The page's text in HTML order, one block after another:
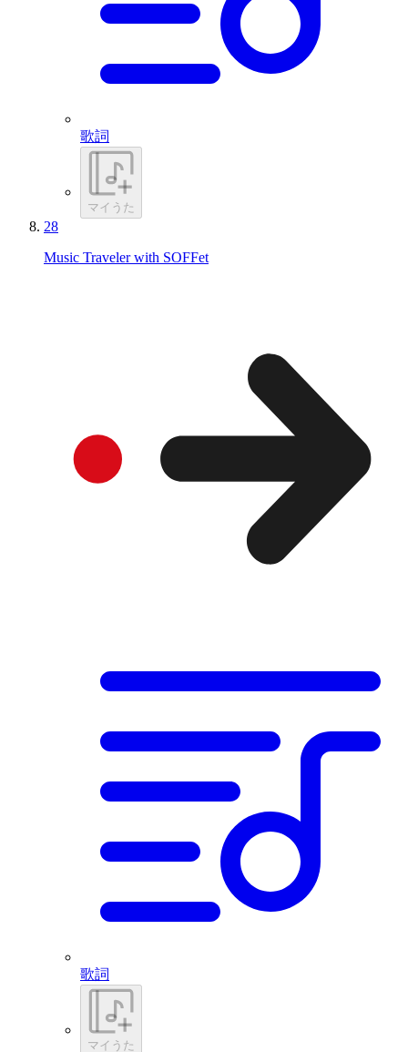
歌詞
マイうた
28
Music Traveler with SOFFet
歌詞
マイうた